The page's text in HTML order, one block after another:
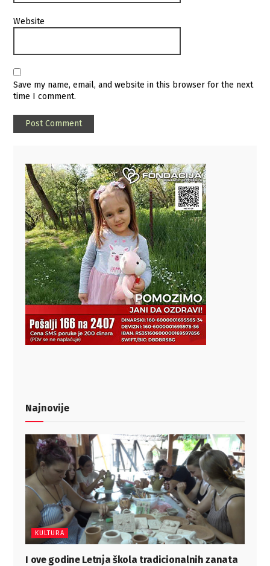
Website
Save my name, email, and website in this browser for the next
time I comment.
Najnovije
KULTURA
I ove godine Letnja škola tradicionalnih zanata